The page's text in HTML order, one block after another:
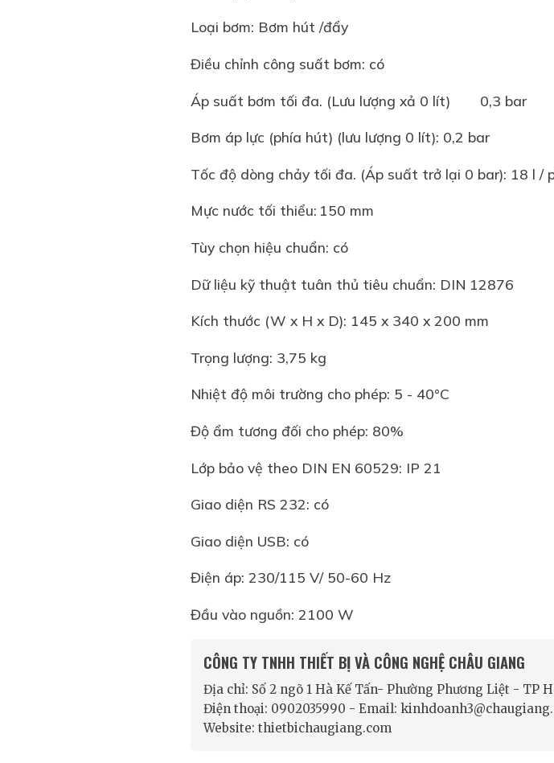
Loại bơm: Bơm hút /đẩy
Điều chỉnh công suất bơm: có
Áp suất bơm tối đa. (Lưu lượng xả 0 lít) 0,3
Bơm áp lực (phía hút) (lưu lượng 0 lít): 0,2 bar
Tốc độ dòng chảy tối đa. (Áp suất trở lại 0 bar):
Mực nước tối thiểu: 150 mm
Tùy chọn hiệu chuẩn: có
Dữ liệu kỹ thuật tuân thủ tiêu chuẩn: DIN
Kích thước (W x H x D): 145 x 340 x 200 mm
Trọng lượng: 3,75 kg
Nhiệt độ môi trường cho phép: 5 - 40°C
Độ ẩm tương đối cho phép: 80%
Lớp bảo vệ theo DIN EN 60529: IP 21
Giao diện RS 232: có
Giao diện USB: có
Điện áp: 230/115 V/ 50-60 Hz
Đầu vào nguồn: 2100 W
CÔNG TY TNHH THIẾT BỊ VÀ CÔNG NGHỆ CHÂU GIANG
Địa chỉ: Số 2 ngõ 1 Hà Kế Tấn- Phường Phương Liệt - TP
Điện thoại: 0902035990 - Email:
Website: thietbichaugiang.com